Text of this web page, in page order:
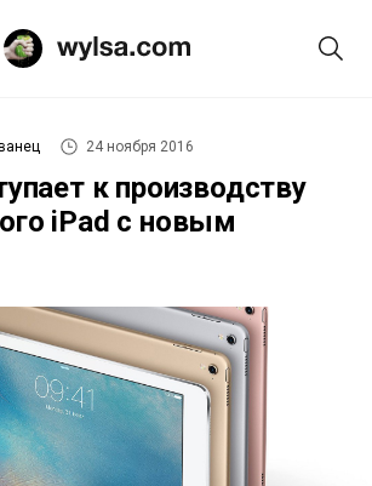
24 ноября 2016
к производству
iPad с новым